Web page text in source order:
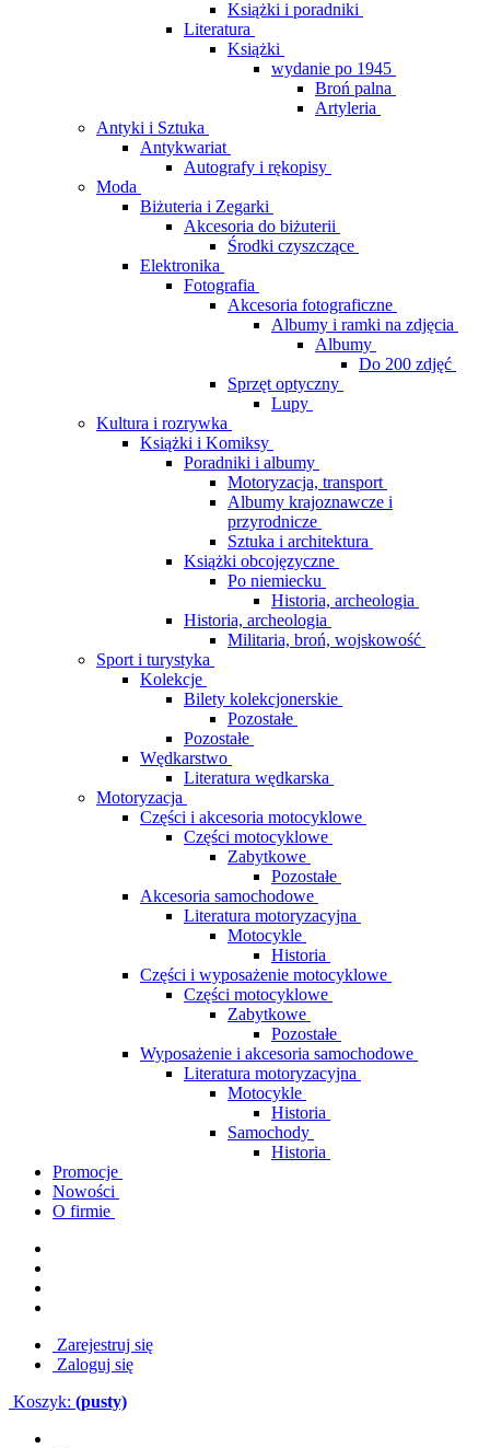
Książki i poradniki
Literatura
Książki
wydanie po 1945
Broń palna
Artyleria
Antyki i Sztuka
Antykwariat
Autografy i rękopisy
Moda
Biżuteria i Zegarki
Akcesoria do biżuterii
Środki czyszczące
Elektronika
Fotografia
Akcesoria fotograficzne
Albumy i ramki na zdjęcia
Albumy
Do 200 zdjęć
Sprzęt optyczny
Lupy
Kultura i rozrywka
Książki i Komiksy
Poradniki i albumy
Motoryzacja, transport
Albumy krajoznawcze i
przyrodnicze
Sztuka i architektura
Książki obcojęzyczne
Po niemiecku
Historia, archeologia
Historia, archeologia
Militaria, broń, wojskowość
Sport i turystyka
Kolekcje
Bilety kolekcjonerskie
Pozostałe
Pozostałe
Wędkarstwo
Literatura wędkarska
Motoryzacja
Części i akcesoria motocyklowe
Części motocyklowe
Zabytkowe
Pozostałe
Akcesoria samochodowe
Literatura motoryzacyjna
Motocykle
Historia
Części i wyposażenie motocyklowe
Części motocyklowe
Zabytkowe
Pozostałe
Wyposażenie i akcesoria samochodowe
Literatura motoryzacyjna
Motocykle
Historia
Samochody
Historia
Promocje
Nowości
O firmie
Zarejestruj się
Zaloguj się
Koszyk: (pusty)